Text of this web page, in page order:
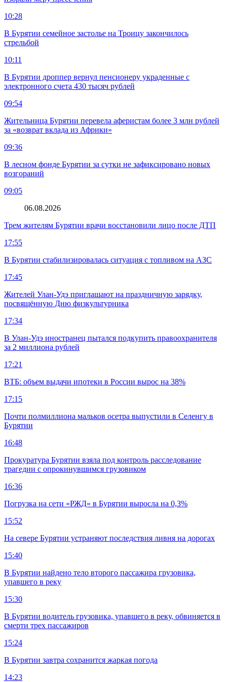
10:28
В Бурятии семейное застолье на Троицу закончилось
стрельбой
10:11
В Бурятии дроппер вернул пенсионеру украденные с
электронного счета 430 тысяч рублей
09:54
Жительница Бурятии перевела аферистам более 3 млн рублей
за «возврат вклада из Африки»
09:36
В лесном фонде Бурятии за сутки не зафиксировано новых
возгораний
09:05
06.08.2026
Трем жителям Бурятии врачи восстановили лицо после ДТП
17:55
В Бурятии стабилизировалась ситуация с топливом на АЗС
17:45
Жителей Улан-Удэ приглашают на праздничную зарядку,
посвящённую Дню физкультурника
17:34
В Улан-Удэ иностранец пытался подкупить правоохранителя
за 2 миллиона рублей
17:21
ВТБ: объем выдачи ипотеки в России вырос на 38%
17:15
Почти полмиллиона мальков осетра выпустили в Селенгу в
Бурятии
16:48
Прокуратура Бурятии взяла под контроль расследование
трагедии с опрокинувшимся грузовиком
16:36
Погрузка на сети «РЖД» в Бурятии выросла на 0,3%
15:52
На севере Бурятии устраняют последствия ливня на дорогах
15:40
В Бурятии найдено тело второго пассажира грузовика,
упавшего в реку
15:30
В Бурятии водитель грузовика, упавшего в реку, обвиняется в
смерти трех пассажиров
15:24
В Бурятии завтра сохранится жаркая погода
14:23